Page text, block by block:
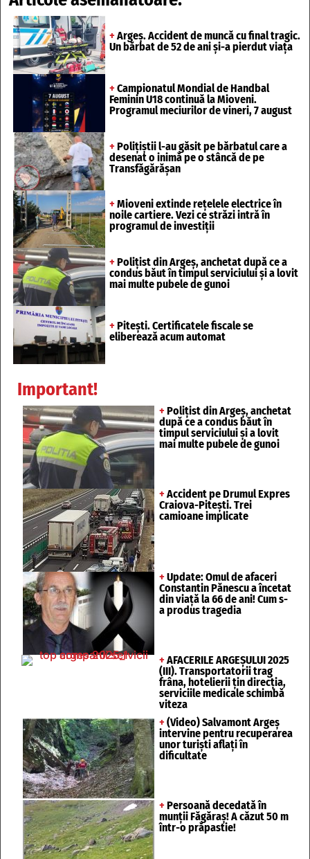
+ Argeș. Accident de muncă cu final tragic.
Un bărbat de 52 de ani și-a pierdut viața
+ Campionatul Mondial de Handbal
Feminin U18 continuă la Mioveni.
Programul meciurilor de vineri, 7 august
+ Polițiștii l-au găsit pe bărbatul care a
desenat o inimă pe o stâncă de pe
Transfăgărășan
+ Mioveni extinde rețelele electrice în
noile cartiere. Vezi ce străzi intră în
programul de investiții
+ Polițist din Argeș, anchetat după ce a
condus băut în timpul serviciului și a lovit
mai multe pubele de gunoi
+ Pitești. Certificatele fiscale se
eliberează acum automat
Important!
+ Polițist din Argeș, anchetat
după ce a condus băut în
timpul serviciului și a lovit
mai multe pubele de gunoi
+ Accident pe Drumul Expres
Craiova-Pitești. Trei
camioane implicate
+ Update: Omul de afaceri
Constantin Pănescu a încetat
din viață la 66 de ani! Cum s-
a produs tragedia
+ AFACERILE ARGEȘULUI 2025
(III). Transportatorii trag
frâna, hotelierii țin direcția,
serviciile medicale schimbă
viteza
+ (Video) Salvamont Argeș
intervine pentru recuperarea
unor turişti aflaţi în
dificultate
+ Persoană decedată în
munții Făgăraș! A căzut 50 m
într-o prăpastie!